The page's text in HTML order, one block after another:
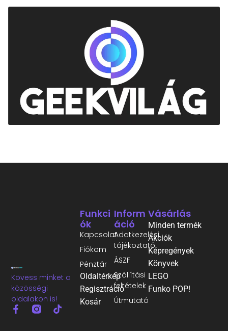
Kövess minket a
közösségi
oldalakon is!
Inform
Áció
Adatkezelési
tájékoztató
ÁSZF
Szállítási
feltételek
Útmutató
Funkci
Ók
Kapcsolat
Fiókom
Pénztár
Oldaltérkép
Regisztráció
Kosár
Vásárlás
Minden termék
Akciók
Képregények
Könyvek
LEGO
Funko POP!